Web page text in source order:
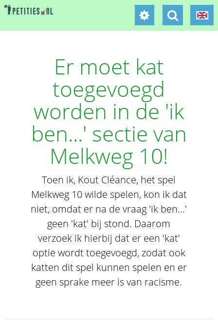
Er moet kat
toegevoegd
worden in de 'ik
ben...' sectie van
Melkweg 10!
Toen ik, Kout Cléance, het spel
Melkweg 10 wilde spelen, kon ik dat
niet, omdat er na de vraag 'ik ben...'
geen 'kat' bij stond. Daarom
verzoek ik hierbij dat er een 'kat'
optie wordt toegevoegd, zodat ook
katten dit spel kunnen spelen en er
geen sprake meer is van racisme.